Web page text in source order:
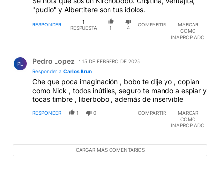
"pudio" y Albertitere son tus idolos.
RESPONDER
1
RESPUESTA
1 4
COMPARTIR
MARCAR
COMO
INAPROPIADO
PL Pedro Lopez
15 DE FEBRERO DE 2025
Responder a Carlos Brun
Che que poca imaginación , bobo te dije yo , copian
como Nick , todos inútiles, seguro te mando a espiar y
tocas timbre , liberbobo , además de inservible
RESPONDER 1 0 COMPARTIR
MARCAR
COMO
INAPROPIADO
CARGAR MÁS COMENTARIOS